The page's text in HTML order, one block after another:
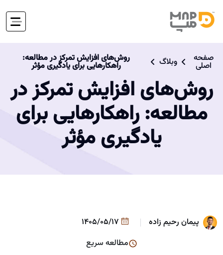
صفحه
اصلی وبلاگ روش‌های افزایش تمرکز در مطالعه:
راهکارهایی برای یادگیری مؤثر
روش‌های افزایش تمرکز در
مطالعه: راهکارهایی برای
یادگیری مؤثر
پیمان رحیم زاده
مطالعه سریع